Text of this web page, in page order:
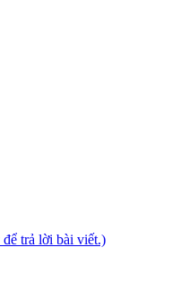
trả lời bài viết.)